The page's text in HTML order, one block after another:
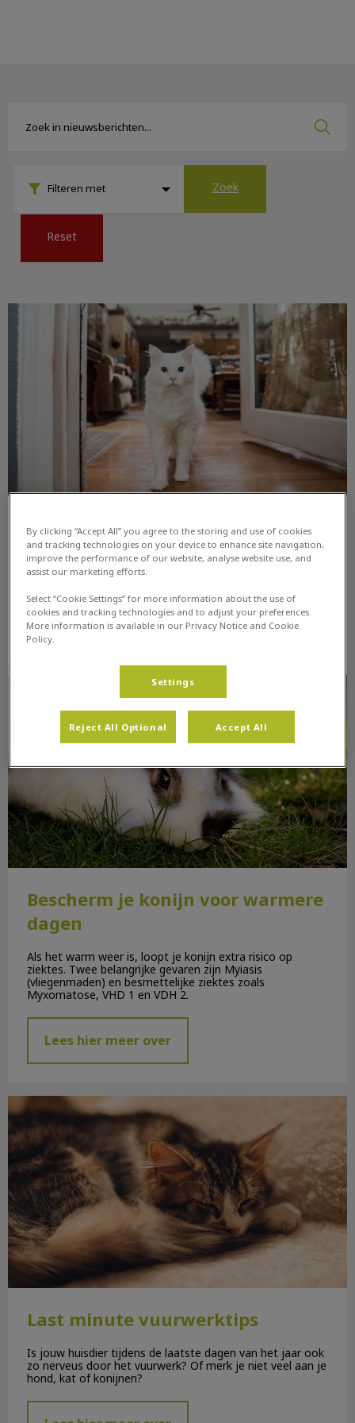
Filteren met Zoek
Reset
Verzekering
Verzekering
Dit zijn betrouwbare websites waar je een
dierenverzekering kunt afsluiten.
Lees hier meer over
Bescherm je konijn voor warmere dagen
Bescherm je konijn voor warmere
dagen
Als het warm weer is, loopt je konijn extra risico op
ziektes. Twee belangrijke gevaren zijn Myiasis
(vliegenmaden) en besmettelijke ziektes zoals
Myxomatose, VHD 1 en VDH 2.
Lees hier meer over
Last minute vuurwerktips
Last minute vuurwerktips
Is jouw huisdier tijdens de laatste dagen van het jaar ook
zo nerveus door het vuurwerk? Of merk je niet veel aan je
hond, kat of konijnen?
By clicking “Accept All” you agree to the storing and use of cookies
and tracking technologies on your device to enhance site navigation,
improve the performance of our website, analyse website use, and
assist our marketing efforts.
Select “Cookie Settings” for more information about the use of
cookies and tracking technologies and to adjust your preferences.
More information is available in our Privacy Notice and Cookie
Policy.
Settings
Reject All Optional Accept All